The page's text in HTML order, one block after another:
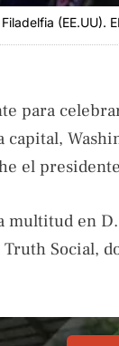
(EE.UU).
para
el
multitud en
Social,